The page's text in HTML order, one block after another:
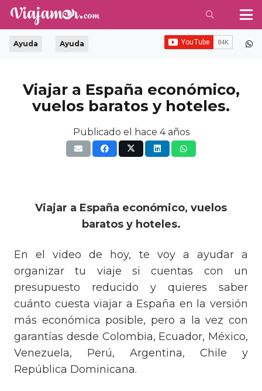
Ayuda Ayuda
Viajar a España económico,
vuelos baratos y hoteles.
Publicado el hace 4 años
Viajar a España económico, vuelos
baratos y hoteles.
En el video de hoy, te voy a ayudar a
organizar tu viaje si cuentas con un
presupuesto reducido y quieres saber
cuánto cuesta viajar a España en la versión
más económica posible, pero a la vez con
garantías desde Colombia, Ecuador, México,
Venezuela, Perú, Argentina, Chile y
República Dominicana.